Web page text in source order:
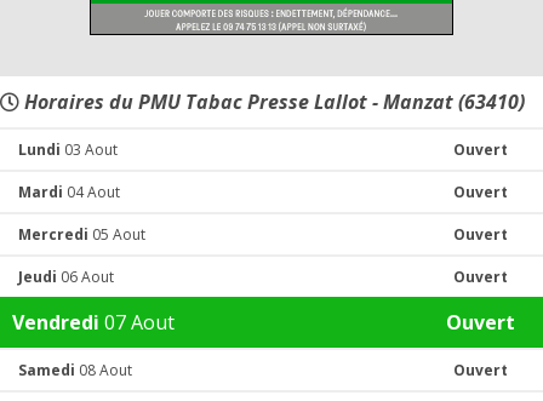
Horaires du PMU Tabac Presse Lallot - Manzat (63410)
Lundi 03 Aout Ouvert
Mardi 04 Aout Ouvert
Mercredi 05 Aout Ouvert
Jeudi 06 Aout Ouvert
Vendredi 07 Aout Ouvert
Samedi 08 Aout Ouvert